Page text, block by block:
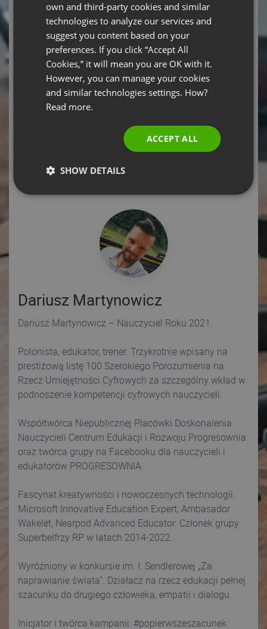
Polityka Prywatności Czas na Progres
https://czasnaprogres.com.pl/
Required fields
If you have already registered and can't locate
your registration confirmation email,
System configuration test.
Dariusz Martynowicz
Dariusz Martynowicz – Nauczyciel Roku 2021.
Polonista, edukator, trener. Trzykrotnie wpisany na
prestiżową listę 100 Szerokiego Porozumienia na
Rzecz Umiejętności Cyfrowych za szczególny wkład w
podnoszenie kompetencji cyfrowych nauczycieli.
Współtwórca Niepublicznej Placówki Doskonalenia
Nauczycieli Centrum Edukacji i Rozwoju Progresownia
oraz twórca grupy na Facebooku dla nauczycieli i
edukatorów PROGRESOWNIA.
Fascynat kreatywności i nowoczesnych technologii.
Microsoft Innovative Education Expert, Ambasador
Wakelet, Nearpod Advanced Educator. Członek grupy
Superbelfrzy RP w latach 2014-2022.
Wyróżniony w konkursie im. I. Sendlerowej „Za
naprawianie świata”. Działacz na rzecz edukacji pełnej
szacunku do drugiego człowieka, empatii i dialogu.
Inicjator i twórca kampanii: #popierwszeszacunek
GERMAN
POLISH
RUSSIAN
SPANISH
PORTUGUESE
own and third-party cookies and similar
technologies to analyze our services and
suggest you content based on your
preferences. If you click “Accept All
Cookies,” it will mean you are OK with it.
However, you can manage your cookies
and similar technologies settings. How?
Read more.
ACCEPT ALL
SHOW DETAILS